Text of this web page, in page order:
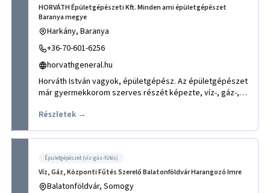
HORVÁTH Épületgépészeti Kft. Minden ami épületgépészet
Baranya megye
Harkány, Baranya
+36-70-601-6256
horvathgeneral.hu
Horváth István vagyok, épületgépész. Az épületgépészet
már gyermekkorom szerves részét képezte, víz-, gáz-,
Részletek →
Épületgépészet (víz-gáz-fűtés)
Víz, Gáz, Központi Fűtés Szerelő Balatonföldvár Harangozó Imre
Balatonföldvár, Somogy